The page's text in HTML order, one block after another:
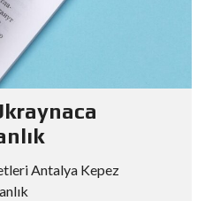
Antalya Kepez